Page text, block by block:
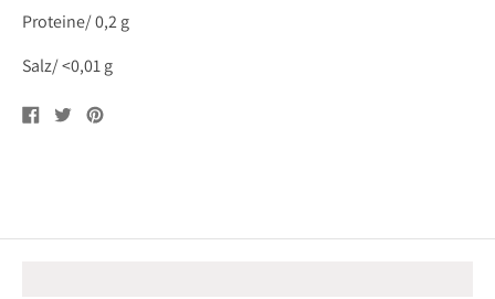
Proteine/ 0,2 g
Salz/ <0,01 g
Auf
Facebook
Tweet
auf
Pin